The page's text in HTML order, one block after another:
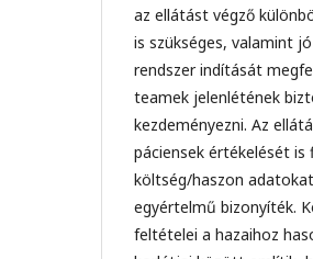
az ellátást végző
is szükséges, valamint
rendszer indítását
teamek jelenlétének
kezdeményezni. Az
páciensek értékelését
költség/haszon
egyértelmű bizonyíték.
feltételei a hazaihoz